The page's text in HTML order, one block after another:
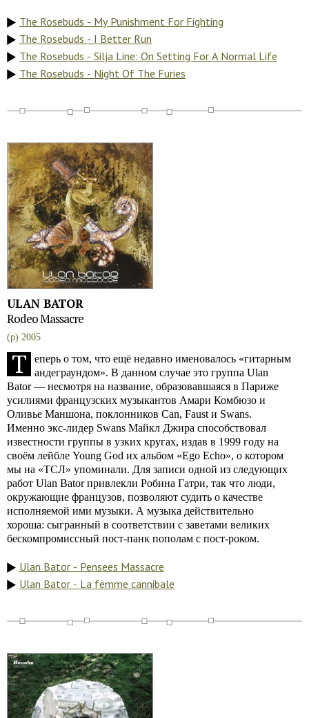
The Rosebuds - My Punishment For Fighting
The Rosebuds - I Better Run
The Rosebuds - Silja Line: On Setting For A Normal Life
The Rosebuds - Night Of The Furies
ULAN BATOR
Rodeo Massacre
(p) 2005
Т
еперь о том, что ещё недавно именовалось «гитарным
андеграундом». В данном случае это группа Ulan
Bator — несмотря на название, образовавшаяся в Париже
усилиями французских музыкантов Амари Комбюзо и
Оливье Маншона, поклонников Can, Faust и Swans.
Именно экс-лидер Swans Майкл Джира способствовал
известности группы в узких кругах, издав в 1999 году на
своём лейбле Young God их альбом «Ego Echo», о котором
мы на «ТСЛ» упоминали. Для записи одной из следующих
работ Ulan Bator привлекли Робина Гатри, так что люди,
окружающие французов, позволяют судить о качестве
исполняемой ими музыки. А музыка действительно
хороша: сыгранный в соответствии с заветами великих
бескомпромиссный пост-панк пополам с пост-роком.
Ulan Bator - Pensees Massacre
Ulan Bator - La femme cannibale